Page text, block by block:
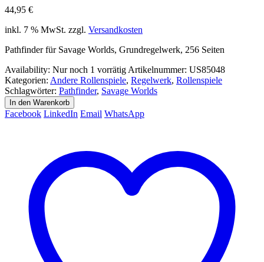
44,95 €
inkl. 7 % MwSt. zzgl. Versandkosten
Pathfinder für Savage Worlds, Grundregelwerk, 256 Seiten
Availability: Nur noch 1 vorrätig Artikelnummer: US85048
Kategorien: Andere Rollenspiele, Regelwerk, Rollenspiele
Schlagwörter: Pathfinder, Savage Worlds
In den Warenkorb
Facebook LinkedIn Email WhatsApp